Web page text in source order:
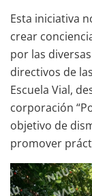
Esta iniciativa
crear
por las
directivos de
Escuela Vial,
corporación
objetivo de
promover